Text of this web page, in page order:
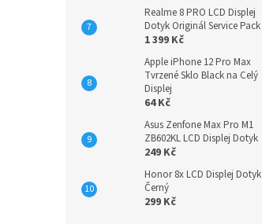
Realme 8 PRO LCD Displej
Dotyk Originál Service Pack
1 399 Kč
Apple iPhone 12 Pro Max
Tvrzené Sklo Black na Celý
Displej
64 Kč
Asus Zenfone Max Pro M1
ZB602KL LCD Displej Dotyk
249 Kč
Honor 8x LCD Displej Dotyk
Černý
299 Kč